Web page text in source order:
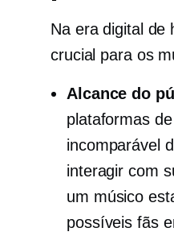
Na era digital de
crucial para os
Alcance do
plataformas
incomparável
interagir com
um músico
possíveis fãs